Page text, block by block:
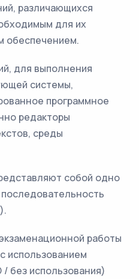
различающихся
для их
обеспечением.
для выполнения
системы,
программное
редакторы
среды
собой одно
работы
использованием
без использования)